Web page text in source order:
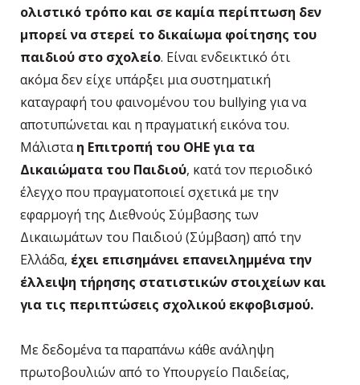
ολιστικό τρόπο και σε καμία περίπτωση δεν
μπορεί να στερεί το δικαίωμα φοίτησης του
παιδιού στο σχολείο. Είναι ενδεικτικό ότι
ακόμα δεν είχε υπάρξει μια συστηματική
καταγραφή του φαινομένου του bullying για να
αποτυπώνεται και η πραγματική εικόνα του.
Μάλισταη Επιτροπή του ΟΗΕ για τα
Δικαιώματα του Παιδιού, κατά τον περιοδικό
έλεγχο που πραγματοποιεί σχετικά με την
εφαρμογή της Διεθνούς Σύμβασης των
Δικαιωμάτων του Παιδιού (Σύμβαση) από την
Ελλάδα, έχει επισημάνει επανειλημμένα την
έλλειψη τήρησης στατιστικών στοιχείων και
για τις περιπτώσεις σχολικού εκφοβισμού.
Με δεδομένα τα παραπάνω κάθε ανάληψη
πρωτοβουλιών από το Υπουργείο Παιδείας,